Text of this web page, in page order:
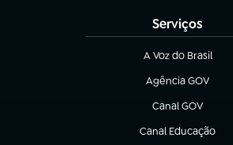
Serviços
A Voz do Brasil
(abre em nova aba)
Agência GOV
(abre em nova aba)
Canal GOV
(abre em nova
Canal Educação
(abre em nova aba)